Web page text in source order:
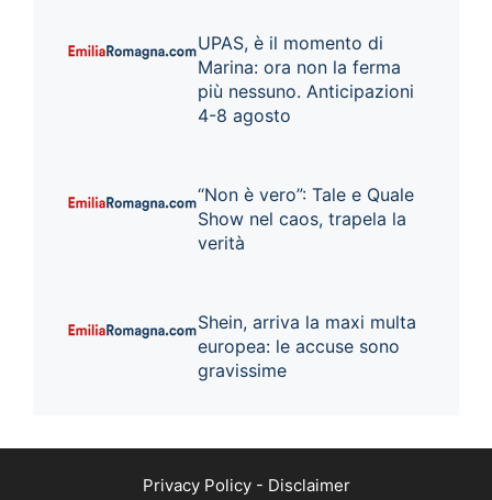
UPAS, è il momento di
Marina: ora non la ferma
più nessuno. Anticipazioni
4-8 agosto
“Non è vero”: Tale e Quale
Show nel caos, trapela la
verità
Shein, arriva la maxi multa
europea: le accuse sono
gravissime
Privacy Policy- Disclaimer